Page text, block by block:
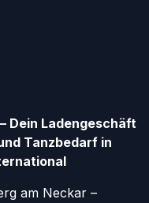
Dein Ladengeschäft
Tanzbedarf in
am Neckar –